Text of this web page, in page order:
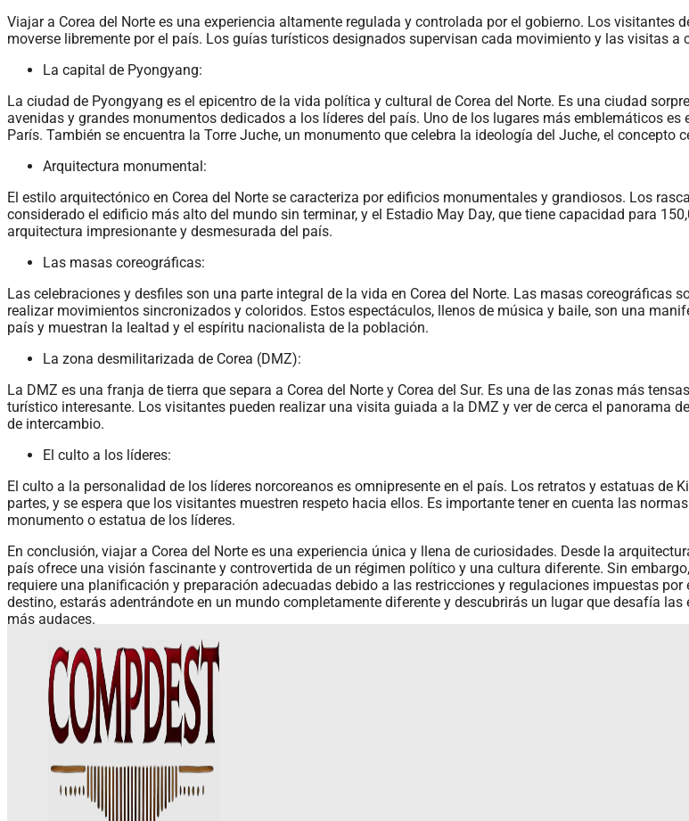
Viajar a Corea del Norte es una experiencia altamente regulada y controlada por el gobierno. Los visitantes
moverse libremente por el país. Los guías turísticos designados supervisan cada movimiento y las visitas
La capital de Pyongyang:
La ciudad de Pyongyang es el epicentro de la vida política y cultural de Corea del Norte. Es una ciudad
avenidas y grandes monumentos dedicados a los líderes del país. Uno de los lugares más emblemáticos
París. También se encuentra la Torre Juche, un monumento que celebra la ideología del Juche, el concepto
Arquitectura monumental:
El estilo arquitectónico en Corea del Norte se caracteriza por edificios monumentales y grandiosos. Los
considerado el edificio más alto del mundo sin terminar, y el Estadio May Day, que tiene capacidad para
arquitectura impresionante y desmesurada del país.
Las masas coreográficas:
Las celebraciones y desfiles son una parte integral de la vida en Corea del Norte. Las masas coreográficas
realizar movimientos sincronizados y coloridos. Estos espectáculos, llenos de música y baile, son una
país y muestran la lealtad y el espíritu nacionalista de la población.
La zona desmilitarizada de Corea (DMZ):
La DMZ es una franja de tierra que separa a Corea del Norte y Corea del Sur. Es una de las zonas más
turístico interesante. Los visitantes pueden realizar una visita guiada a la DMZ y ver de cerca el panorama
de intercambio.
El culto a los líderes:
El culto a la personalidad de los líderes norcoreanos es omnipresente en el país. Los retratos y estatuas de
partes, y se espera que los visitantes muestren respeto hacia ellos. Es importante tener en cuenta las
monumento o estatua de los líderes.
En conclusión, viajar a Corea del Norte es una experiencia única y llena de curiosidades. Desde la
país ofrece una visión fascinante y controvertida de un régimen político y una cultura diferente. Sin
requiere una planificación y preparación adecuadas debido a las restricciones y regulaciones impuestas
destino, estarás adentrándote en un mundo completamente diferente y descubrirás un lugar que desafía
más audaces.